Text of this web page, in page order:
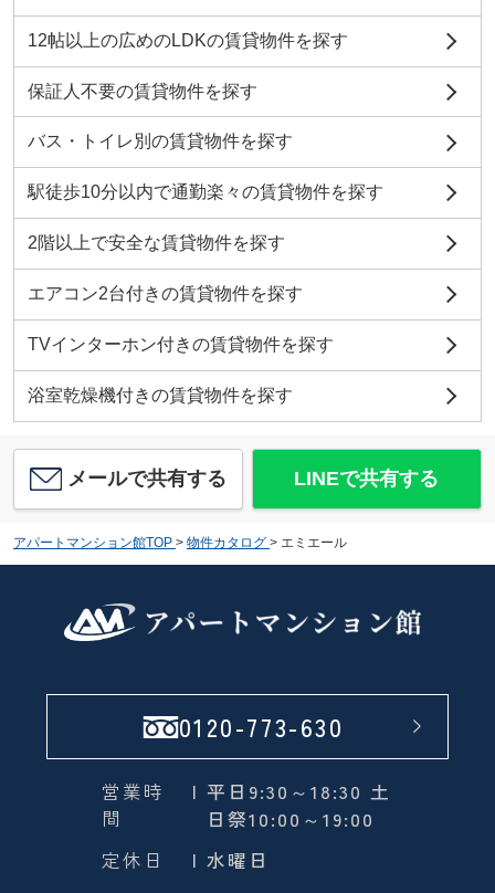
12帖以上の広めのLDKの賃貸物件を探す
保証人不要の賃貸物件を探す
バス・トイレ別の賃貸物件を探す
駅徒歩10分以内で通勤楽々の賃貸物件を探す
2階以上で安全な賃貸物件を探す
エアコン2台付きの賃貸物件を探す
TVインターホン付きの賃貸物件を探す
浴室乾燥機付きの賃貸物件を探す
メールで共有する LINEで共有する
アパートマンション館TOP > 物件カタログ > エミエール
0120-773-630
営業時
間
| 平日9:30～18:30 土
日祭10:00～19:00
定休日
| 水曜日